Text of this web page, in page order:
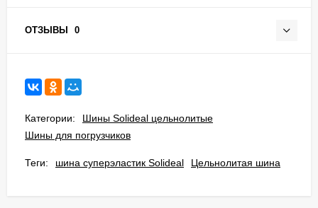
ОТЗЫВЫ 0
Категории:
Шины Solideal цельнолитые
Шины для погрузчиков
Теги: шина суперэластик Solideal Цельнолитая шина